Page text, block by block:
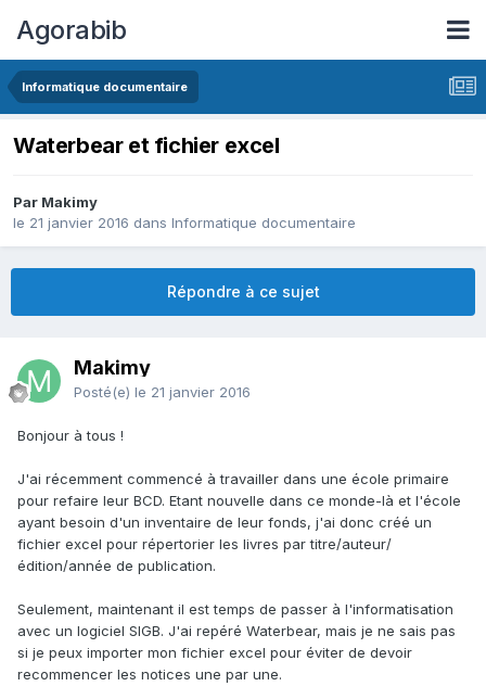
Agorabib
Informatique documentaire
Waterbear et fichier excel
Par Makimy
le 21 janvier 2016 dans Informatique documentaire
Répondre à ce sujet
Makimy
Posté(e) le 21 janvier 2016
Bonjour à tous !
J'ai récemment commencé à travailler dans une école primaire
pour refaire leur BCD. Etant nouvelle dans ce monde-là et l'école
ayant besoin d'un inventaire de leur fonds, j'ai donc créé un
fichier excel pour répertorier les livres par titre/auteur/
édition/année de publication.
Seulement, maintenant il est temps de passer à l'informatisation
avec un logiciel SIGB. J'ai repéré Waterbear, mais je ne sais pas
si je peux importer mon fichier excel pour éviter de devoir
recommencer les notices une par une.